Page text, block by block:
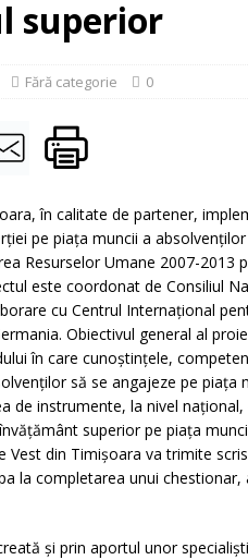
2026 ]
Invitaţie la expoziţie în Reşiţa!
superior
Fără categorie 0
în calitate de partener,
pe piaţa muncii a
Resurselor Umane 2007-2013
este coordonat de Consiliul
cu Centrul Internaţional
Obiectivul general al
în care cunoştinţele,
să se angajeze pe piaţa
de instrumente, la nivel
superior pe piaţa
Vest din Timişoara va trimite
la completarea unui
şi prin aportul unor